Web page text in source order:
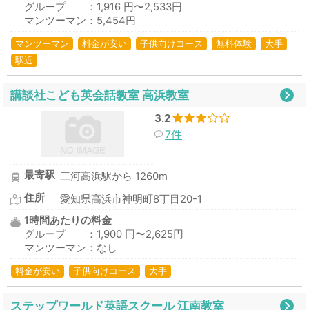
グループ ：1,916 円〜2,533円
マンツーマン：5,454円
マンツーマン 料金が安い 子供向けコース 無料体験
大手
駅近
講談社こども英会話教室 高浜教室
3.2
7件
最寄駅 三河高浜駅から 1260m
住所
愛知県高浜市神明町8丁目20-1
1時間あたりの料金
グループ ：1,900 円〜2,625円
マンツーマン：なし
料金が安い 子供向けコース 大手
ステップワールド英語スクール 江南教室